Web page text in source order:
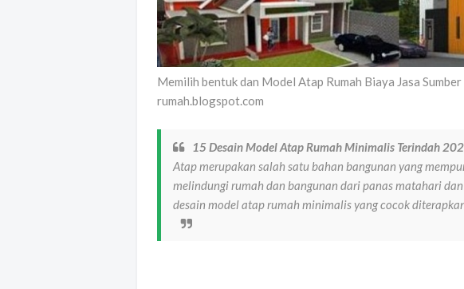
Memilih bentuk dan Model Atap Rumah Biaya Jasa
rumah.blogspot.com
15 Desain Model Atap Rumah Minimalis Terindah
Atap merupakan salah satu bahan bangunan yang
melindungi rumah dan bangunan dari panas matahari
desain model atap rumah minimalis yang cocok